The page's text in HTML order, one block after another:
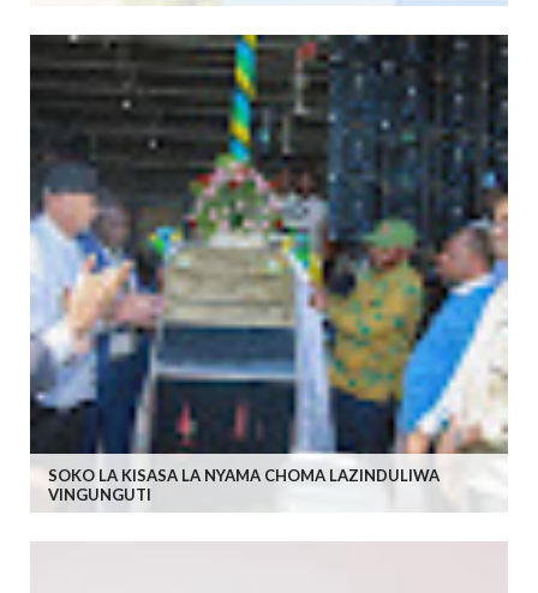
SOKO LA KISASA LA NYAMA CHOMA LAZINDULIWA
VINGUNGUTI